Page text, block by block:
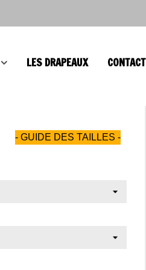
LES DRAPEAUX CONTACT
- GUIDE DES TAILLES -